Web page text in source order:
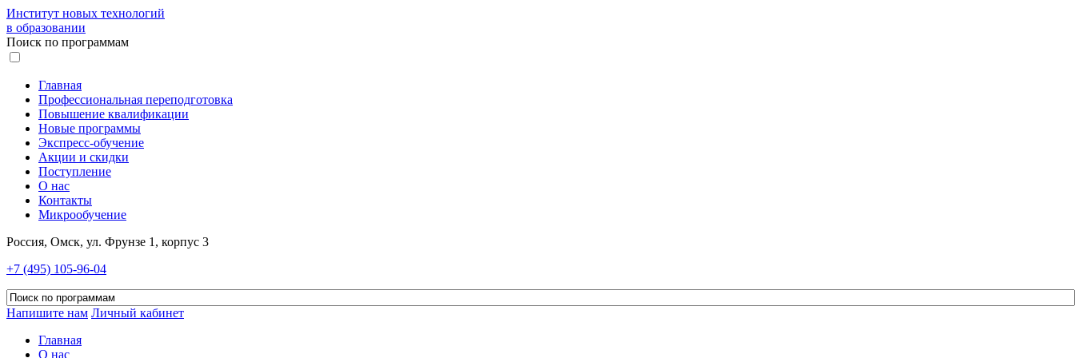
Институт новых технологий
в образовании
Поиск по программам
Главная
Профессиональная переподготовка
Повышение квалификации
Новые программы
Экспресс-обучение
Акции и скидки
Поступление
О нас
Контакты
Микрообучение
Россия, Омск, ул. Фрунзе 1, корпус 3
+7 (495) 105-96-04
Напишите нам Личный кабинет
Главная
О нас